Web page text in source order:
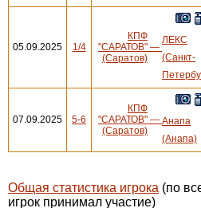
05.09.2025 1/4
КПФ
"САРАТОВ"
(Саратов)
—
ЛЕКС
(Санкт-
07.09.2025 5-6
КПФ
"САРАТОВ"
(Саратов)
— Анапа
(Анапа)
Общая статистика игрока (по
игрок принимал участие)